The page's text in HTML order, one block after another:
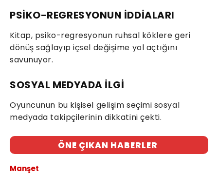
PSİKO-REGRESYONUN İDDİALARI
Kitap, psiko-regresyonun ruhsal köklere geri
dönüş sağlayıp içsel değişime yol açtığını
savunuyor.
SOSYAL MEDYADA İLGİ
Oyuncunun bu kişisel gelişim seçimi sosyal
medyada takipçilerinin dikkatini çekti.
ÖNE ÇIKAN HABERLER
Manşet